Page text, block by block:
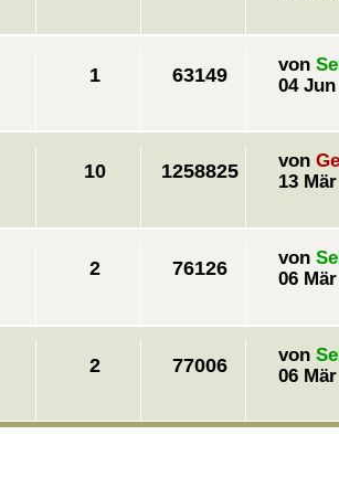
1 63149 von
04 Jun
10 1258825 von
13
2 76126 von
06
2 77006 von
06